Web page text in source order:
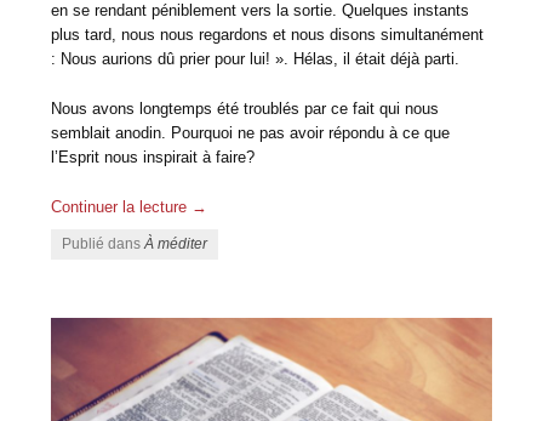
en se rendant péniblement vers la sortie. Quelques instants
plus tard, nous nous regardons et nous disons simultanément
: Nous aurions dû prier pour lui! ». Hélas, il était déjà parti.
Nous avons longtemps été troublés par ce fait qui nous
semblait anodin. Pourquoi ne pas avoir répondu à ce que
l’Esprit nous inspirait à faire?
Continuer la lecture →
Publié dansÀ méditer